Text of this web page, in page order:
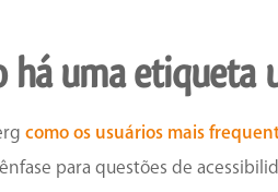
há uma etiqueta
como os usuários mais
para questões de